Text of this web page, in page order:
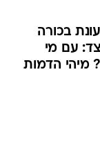
בכורה
עם מי
מיהי הדמות